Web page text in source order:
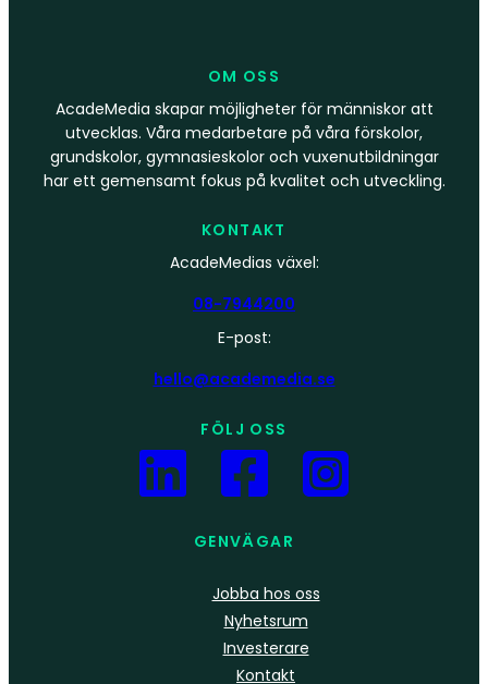
OM OSS
AcadeMedia skapar möjligheter för människor att
utvecklas. Våra medarbetare på våra förskolor,
grundskolor, gymnasieskolor och vuxenutbildningar
har ett gemensamt fokus på kvalitet och utveckling.
KONTAKT
AcadeMedias växel:
08-7944200
E-post:
hello@academedia.se
FÖLJ OSS
GENVÄGAR
Jobba hos oss
Nyhetsrum
Investerare
Kontakt